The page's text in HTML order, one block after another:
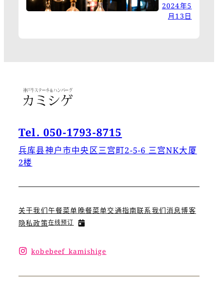
2024年5
月13日
Tel. 050-1793-8715
兵库县神户市中央区三宫町2-5-6 三宫NK大厦
2楼
关于我们午餐菜单晚餐菜单交通指南联系我们消息博客
隐私政策在线预订
kobebeef_kamishige